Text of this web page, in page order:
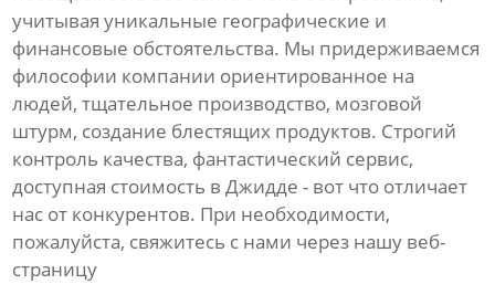
учитывая уникальные географические и
финансовые обстоятельства. Мы придерживаемся
философии компании ориентированное на
людей, тщательное производство, мозговой
штурм, создание блестящих продуктов. Строгий
контроль качества, фантастический сервис,
доступная стоимость в Джидде - вот что отличает
нас от конкурентов. При необходимости,
пожалуйста, свяжитесь с нами через нашу веб-
страницу